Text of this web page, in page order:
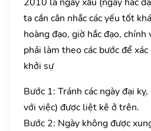
ta cần cân nhắc các yếu tốt
hoàng đạo, giờ hắc đạo, chính
phải làm theo các bước để
khởi sự
Bước 1: Tránh các ngày đại
với việc) được liệt kê ở trên.
Bước 2: Ngày không được